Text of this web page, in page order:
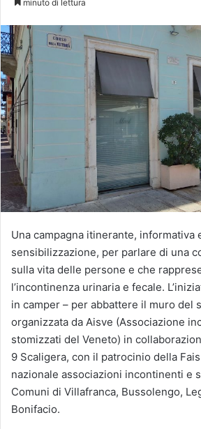
minuto di lettura
Una campagna itinerante, informativa
sensibilizzazione, per parlare di una
sulla vita delle persone e che
l’incontinenza urinaria e fecale.
in camper – per abbattere il muro del
organizzata da Aisve (Associazione
stomizzati del Veneto) in
9 Scaligera, con il patrocinio della
nazionale associazioni incontinenti e
Comuni di Villafranca, Bussolengo,
Bonifacio.